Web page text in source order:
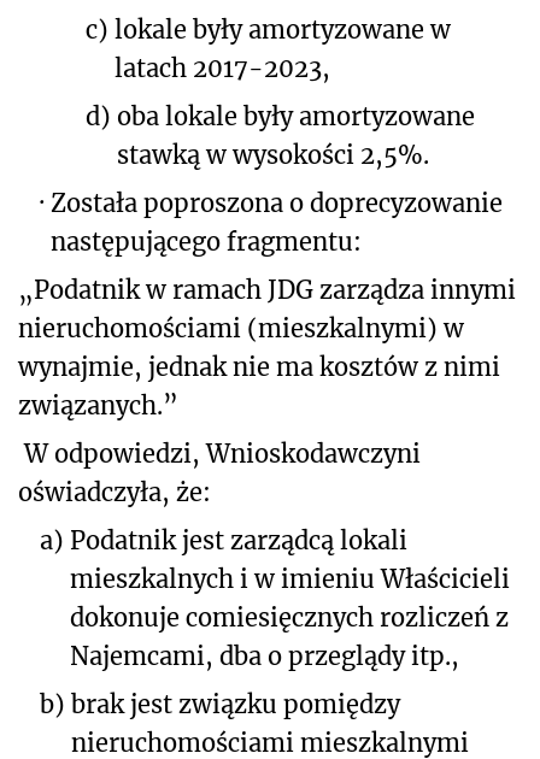
c) lokale były amortyzowane w
latach 2017-2023,
d) oba lokale były amortyzowane
stawką w wysokości 2,5%.
· Została poproszona o doprecyzowanie
następującego fragmentu:
„Podatnik w ramach JDG zarządza innymi
nieruchomościami (mieszkalnymi) w
wynajmie, jednak nie ma kosztów z nimi
związanych.”
W odpowiedzi, Wnioskodawczyni
oświadczyła, że:
a) Podatnik jest zarządcą lokali
mieszkalnych i w imieniu Właścicieli
dokonuje comiesięcznych rozliczeń z
Najemcami, dba o przeglądy itp.,
b) brak jest związku pomiędzy
nieruchomościami mieszkalnymi